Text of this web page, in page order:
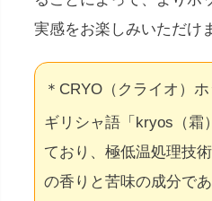
実感をお楽しみいただけ
＊CRYO（クライオ）
ギリシャ語「kryos（霜
ており、極低温処理技
の香りと苦味の成分で